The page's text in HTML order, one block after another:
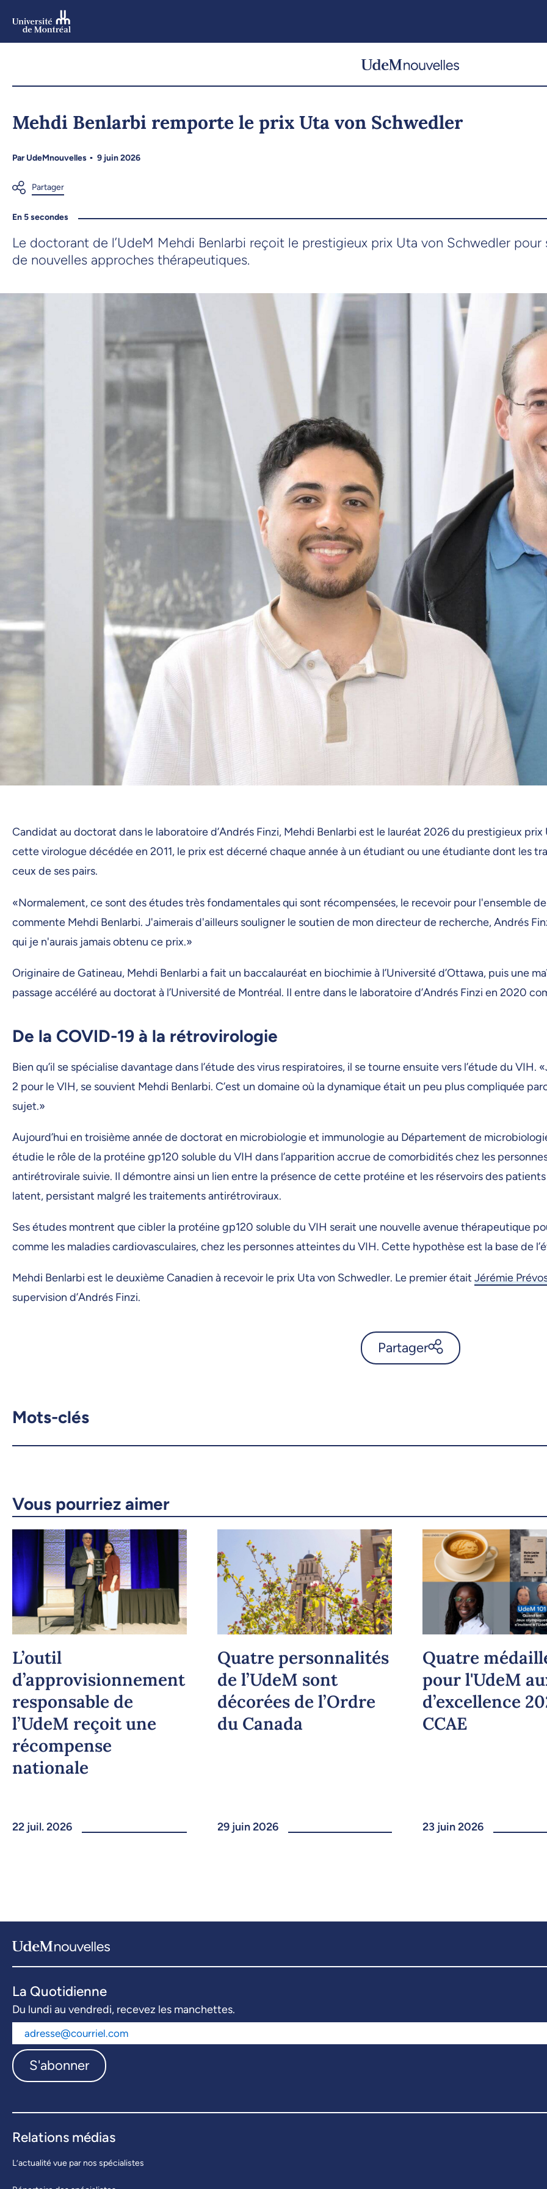
Mehdi Benlarbi remporte le prix Uta von Schwedler
ParUdeMnouvelles 9 juin 2026
En 5 secondes
Le doctorant de l’UdeM Mehdi Benlarbi reçoit le prestigieux prix Uta von Schwedler
de nouvelles approches thérapeutiques.
Candidat au doctorat dans le laboratoire d’Andrés Finzi, Mehdi Benlarbi est le lauréat 2026 du prestigieux
cette virologue décédée en 2011, le prix est décerné chaque année à un étudiant ou une étudiante dont les
ceux de ses pairs.
«Normalement, ce sont des études très fondamentales qui sont récompensées, le recevoir pour l'ensemble
commente Mehdi Benlarbi. J'aimerais d'ailleurs souligner le soutien de mon directeur de recherche, Andrés
qui je n'aurais jamais obtenu ce prix.»
Originaire de Gatineau, Mehdi Benlarbi a fait un baccalauréat en biochimie à l’Université d’Ottawa, puis une
passage accéléré au doctorat à l’Université de Montréal. Il entre dans le laboratoire d’Andrés Finzi en 2020
De la COVID-19 à la rétrovirologie
Bien qu’il se spécialise davantage dans l’étude des virus respiratoires, il se tourne ensuite vers l’étude du VIH.
2 pour le VIH, se souvient Mehdi Benlarbi. C’est un domaine où la dynamique était un peu plus compliquée
sujet.»
Aujourd’hui en troisième année de doctorat en microbiologie et immunologie au Département de
étudie le rôle de la protéine gp120 soluble du VIH dans l’apparition accrue de comorbidités chez les
antirétrovirale suivie. Il démontre ainsi un lien entre la présence de cette protéine et les réservoirs des
latent, persistant malgré les traitements antirétroviraux.
Ses études montrent que cibler la protéine gp120 soluble du VIH serait une nouvelle avenue thérapeutique
comme les maladies cardiovasculaires, chez les personnes atteintes du VIH. Cette hypothèse est la base de
Mehdi Benlarbi est le deuxième Canadien à recevoir le prix Uta von Schwedler. Le premier était Jérémie
supervision d’Andrés Finzi.
Partager
X.com Facebook
Mots-clés
Vous pourriez aimer
L’outil
d’approvisionnement
responsable de
l’UdeM reçoit une
récompense
nationale
22 juil. 2026
Quatre personnalités
de l’UdeM sont
décorées de l’Ordre
du Canada
29 juin 2026
Quatre
pour l'UdeM
d’excellence
CCAE
23 juin 2026
La Quotidienne
Du lundi au vendredi, recevez les manchettes.
S'abonner
Relations médias
L’actualité vue par nos spécialistes